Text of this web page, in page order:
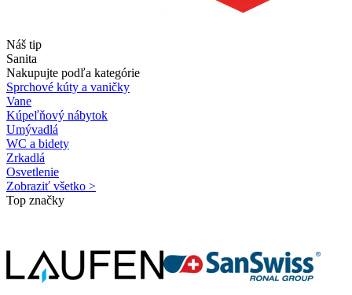
Náš tip
Sanita
Nakupujte podľa kategórie
Sprchové kúty a vaničky
Vane
Kúpeľňový nábytok
Umývadlá
WC a bidety
Zrkadlá
Osvetlenie
Zobraziť všetko >
Top značky